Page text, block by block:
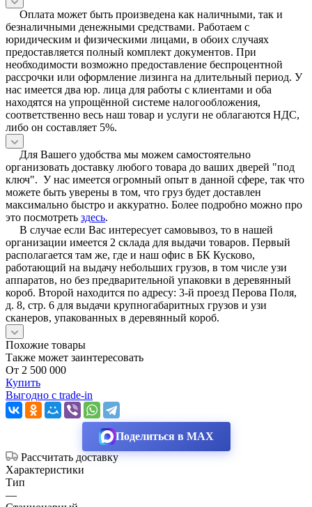
Оплата может быть произведена как наличными, так и
безналичными денежными средствами. Работаем с
юридическим и физическими лицами, в обоих случаях
предоставляется полный комплект документов. При
необходимости возможно предоставление беспроцентной
рассрочки или оформление лизинга на длительный период. У
нас имеется два юр. лица для работы с клиентами и оба
находятся на упрощённой системе налогообложения,
соответственно весь наш товар и услуги не облагаются НДС,
либо он составляет 5%.
Для Вашего удобства мы можем самостоятельно
организовать доставку любого товара до ваших дверей "под
ключ". У нас имеется огромный опыт в данной сфере, так что
можете быть уверены в том, что груз будет доставлен
максимально быстро и аккуратно. Более подробно можно про
это посмотреть здесь.
В случае если Вас интересует самовывоз, то в нашей
организации имеется 2 склада для выдачи товаров. Первый
располагается там же, где и наш офис в БК Кусково,
работающий на выдачу небольших грузов, в том числе узи
аппаратов, но без предварительной упаковки в деревянный
короб. Второй находится по адресу: 3-й проезд Перова Поля,
д. 8, стр. 6 для выдачи крупногабаритных грузов и узи
сканеров, упакованных в деревянный короб.
Похожие товары
Также может заинтересовать
От 2 500 000
Купить
Выгодно с trade-in
Поделиться в MAX
Рассчитать доставку
Характеристики
Тип
—